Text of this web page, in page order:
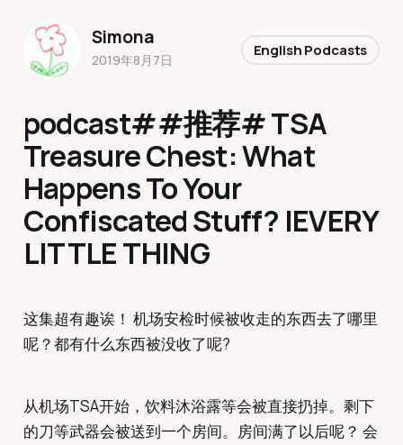
podcast##推荐# TSA
Treasure Chest: What
Happens To Your
Confiscated Stuff? |EVERY
LITTLE THING
这集超有趣诶！ 机场安检时候被收走的东西去了哪里
呢？都有什么东西被没收了呢?
从机场TSA开始，饮料沐浴露等会被直接扔掉。剩下
的刀等武器会被送到一个房间。房间满了以后呢？ 会
Simona
2019年8月7日
English Podcasts